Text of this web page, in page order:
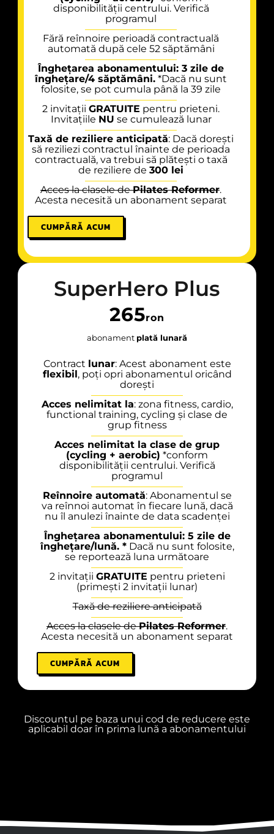
disponibilității centrului. Verifică
programul
Fără reînnoire perioadă contractuală
automată după cele 52 săptămâni
Înghețarea abonamentului: 3 zile de
înghețare/4 săptămâni. *Dacă nu sunt
folosite, se pot cumula până la 39 zile
2 invitații GRATUITE pentru prieteni.
Invitațiile NU se cumulează lunar
Taxă de reziliere anticipată: Dacă dorești
să reziliezi contractul înainte de perioada
contractuală, va trebui să plătești o taxă
de reziliere de 300 lei
Acces la clasele dePilates Reformer.
Acesta necesită un abonament separat
CUMPĂRĂ ACUM
SuperHero Plus
265ron
abonament plată lunară
Contract lunar: Acest abonament este
flexibil, poți opri abonamentul oricând
dorești
Acces nelimitat la: zona fitness, cardio,
functional training, cycling și clase de
grup fitness
Acces nelimitat la clase de grup
(cycling + aerobic) *conform
disponibilității centrului. Verifică
programul
Reînnoire automată: Abonamentul se
va reînnoi automat în fiecare lună, dacă
nu îl anulezi înainte de data scadenței
Înghețarea abonamentului: 5 zile de
înghețare/lună. *Dacă nu sunt folosite,
se reportează luna următoare
2 invitații GRATUITE pentru prieteni
(primești 2 invitații lunar)
Taxă de reziliere anticipată
Acces la clasele dePilates Reformer.
Acesta necesită un abonament separat
CUMPĂRĂ ACUM
Discountul pe baza unui cod de reducere este
aplicabil doar în prima lună a abonamentului